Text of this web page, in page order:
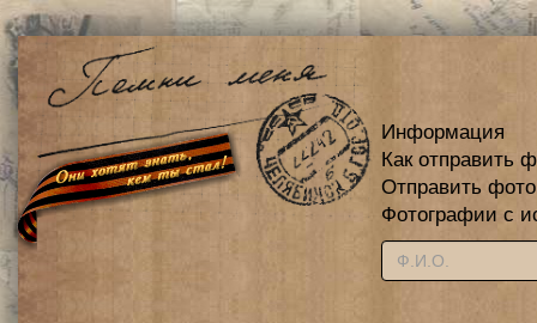
Информация
Как отправить
Отправить
Фотографии с